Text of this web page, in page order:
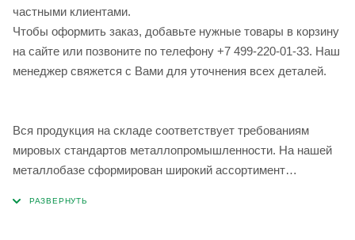
частными клиентами.
Чтобы оформить заказ, добавьте нужные товары в корзину
на сайте или позвоните по телефону +7 499-220-01-33. Наш
менеджер свяжется с Вами для уточнения всех деталей.
Вся продукция на складе соответствует требованиям
мировых стандартов металлопромышленности. На нашей
металлобазе сформирован широкий ассортимент